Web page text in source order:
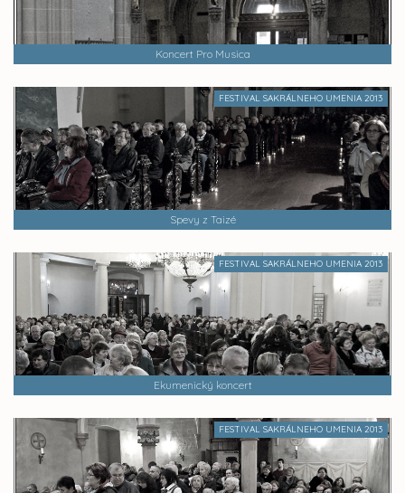
Koncert Pro Musica
FESTIVAL SAKRÁLNEHO UMENIA 2013
Spevy z Taizé
FESTIVAL SAKRÁLNEHO UMENIA 2013
Ekumenický koncert
FESTIVAL SAKRÁLNEHO UMENIA 2013